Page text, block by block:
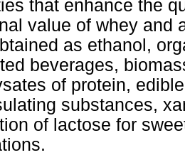
that enhance the
value of whey and
as ethanol,
beverages,
of protein,
substances,
of lactose for